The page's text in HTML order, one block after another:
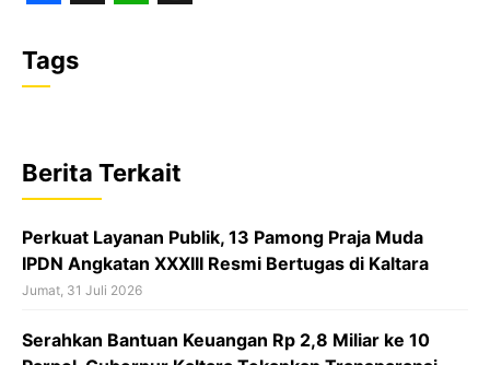
a
c
b
o
o
k
s
A
p
p
a
d
s
Tags
Berita Terkait
Perkuat Layanan Publik, 13 Pamong Praja Muda
IPDN Angkatan XXXIII Resmi Bertugas di Kaltara
Jumat, 31 Juli 2026
Serahkan Bantuan Keuangan Rp 2,8 Miliar ke 10